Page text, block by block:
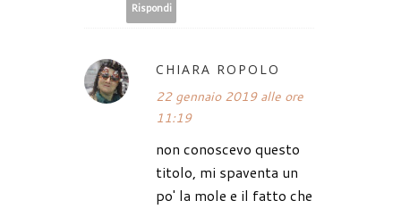
Rispondi
CHIARA ROPOLO
22 gennaio 2019 alle ore
11:19
non conoscevo questo
titolo, mi spaventa un
po' la mole e il fatto che